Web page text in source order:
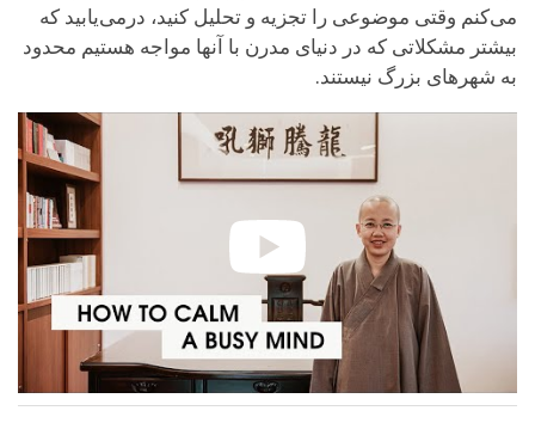
می‌کنم وقتی موضوعی را تجزیه و تحلیل کنید، درمی‌یابید که
بیشتر مشکلاتی که در دنیای مدرن با آنها مواجه هستیم محدود
به شهرهای بزرگ نیستند.